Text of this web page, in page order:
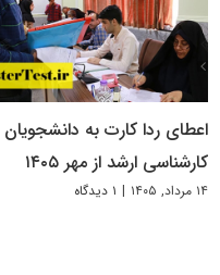
اعطای ردا کارت به دانشجویان
کارشناسی ارشد از مهر ۱۴۰۵
۱۴ مرداد, ۱۴۰۵ | ۱ دیدگاه